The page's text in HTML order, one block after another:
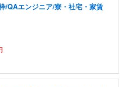
/QAエンジニア/寮・社宅・家賃